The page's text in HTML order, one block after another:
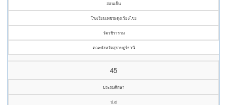
อ่อนเย็น
โรงเรียนเพชรผดุงเวียงไชย
วัดวชิราราม
คณะจังหวัดสุราษฎร์ธานี
45
ประถมศึกษา
ป.๔